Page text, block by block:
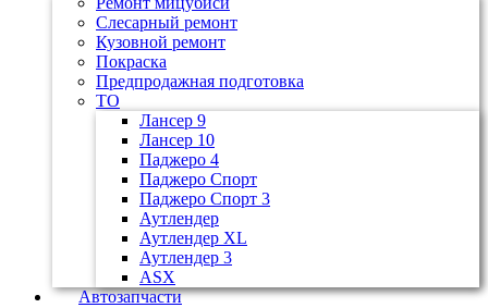
Слесарный ремонт
Кузовной ремонт
Покраска
Предпродажная подготовка
ТО
Лансер 9
Лансер 10
Паджеро 4
Паджеро Спорт
Паджеро Спорт 3
Аутлендер
Аутлендер ХL
Аутлендер 3
ASX
Автозапчасти